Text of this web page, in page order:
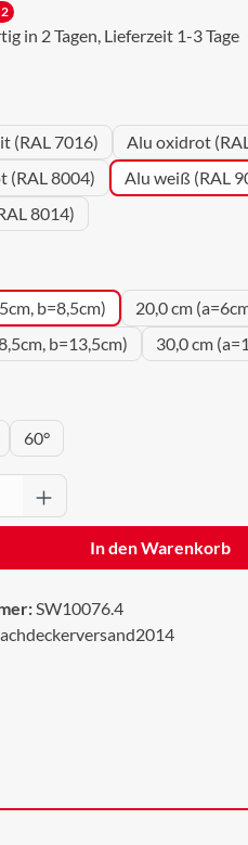
in 2 Tagen, Lieferzeit 1-3 Tage
(RAL 7016)
Alu oxidrot
(RAL 8004)
Alu weiß (RAL
8014)
b=8,5cm)
20,0 cm
b=13,5cm)
30,0 cm
60°
Gib den
In den Warenkorb
SW10076.4